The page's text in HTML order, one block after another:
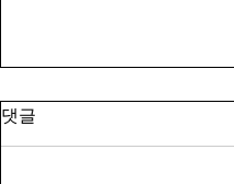
댓글